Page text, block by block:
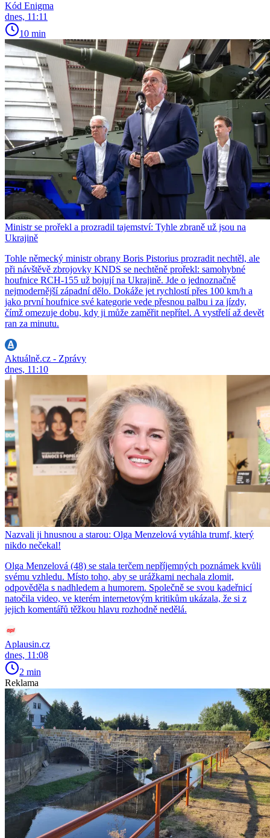
Kód Enigma
dnes, 11:11
10 min
Ministr se prořekl a prozradil tajemství: Tyhle zbraně už jsou na
Ukrajině
Tohle německý ministr obrany Boris Pistorius prozradit nechtěl, ale
při návštěvě zbrojovky KNDS se nechtěně prořekl: samohybné
houfnice RCH-155 už bojují na Ukrajině. Jde o jednoznačně
nejmodernější západní dělo. Dokáže jet rychlostí přes 100 km/h a
jako první houfnice své kategorie vede přesnou palbu i za jízdy,
čímž omezuje dobu, kdy ji může zaměřit nepřítel. A vystřelí až devět
ran za minutu.
Aktuálně.cz - Zprávy
dnes, 11:10
Nazvali ji hnusnou a starou: Olga Menzelová vytáhla trumf, který
nikdo nečekal!
Olga Menzelová (48) se stala terčem nepříjemných poznámek kvůli
svému vzhledu. Místo toho, aby se urážkami nechala zlomit,
odpověděla s nadhledem a humorem. Společně se svou kadeřnicí
natočila video, ve kterém internetovým kritikům ukázala, že si z
jejich komentářů těžkou hlavu rozhodně nedělá.
Aplausin.cz
dnes, 11:08
2 min
Reklama